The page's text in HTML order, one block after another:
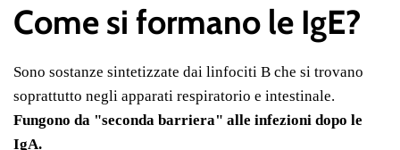
Come si formano le IgE?
Sono sostanze sintetizzate dai linfociti B che si trovano
soprattutto negli apparati respiratorio e intestinale.
Fungono da "seconda barriera" alle infezioni dopo le
IgA.